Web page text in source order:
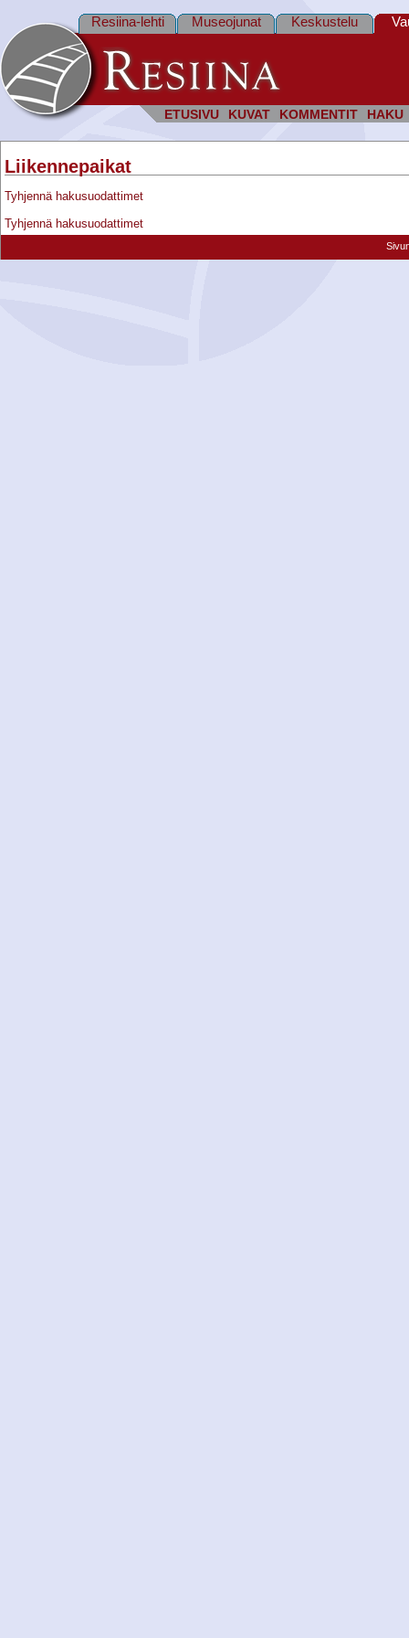
ETUSIVU KUVAT KOMMENTIT HAKU
Resiina-lehti Museojunat Keskustelu
Liikennepaikat
Tyhjennä hakusuodattimet
Tyhjennä hakusuodattimet